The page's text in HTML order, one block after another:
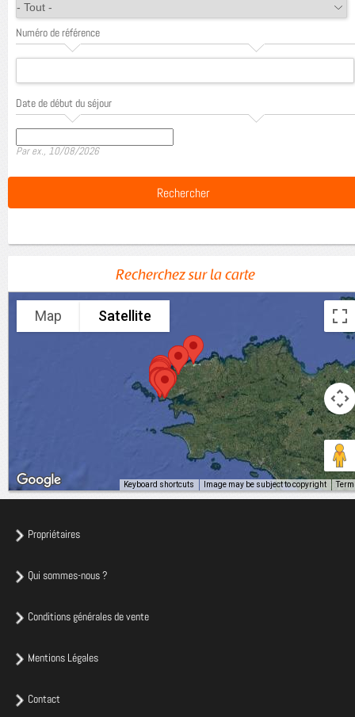
Numéro de référence
Date de début du séjour
Date
Par ex., 10/08/2026
Recherchez sur la carte
Map Satellite
Keyboard shortcuts Image may be subject to copyright
Propriétaires
Qui sommes-nous ?
Conditions générales de vente
Mentions Légales
Contact